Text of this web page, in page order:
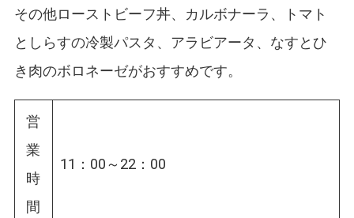
その他ローストビーフ丼、カルボナーラ、トマト
としらすの冷製パスタ、アラビアータ、なすとひ
き肉のボロネーゼがおすすめです。
営
業
時
間
11：00～22：00